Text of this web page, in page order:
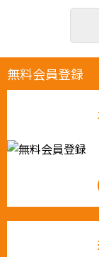
無料会員登録